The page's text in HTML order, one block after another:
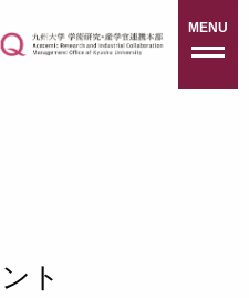
MENU
ト